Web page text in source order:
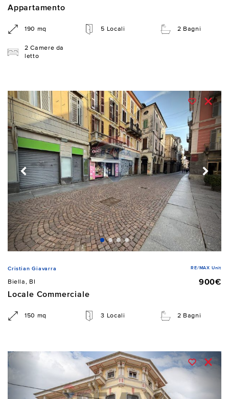
Appartamento
190 mq 5 Locali 2 Bagni
2 Camere da
letto
Cristian Giavarra RE/MAX Unit
Biella, BI
900€
Locale Commerciale
150 mq 3 Locali 2 Bagni